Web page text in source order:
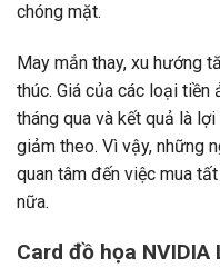
chóng mặt.
May mắn thay, xu hướng
thúc. Giá của các loại
tháng qua và kết quả là
giảm theo. Vì vậy, những
quan tâm đến việc mua
nữa.
Card đồ họa NVIDIA